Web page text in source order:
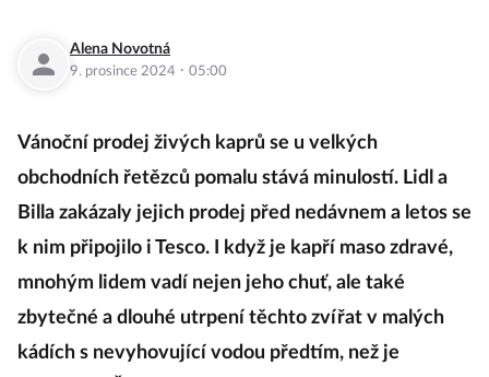
Alena Novotná
9. prosince 2024 · 05:00
Vánoční prodej živých kaprů se u velkých
obchodních řetězců pomalu stává minulostí. Lidl a
Billa zakázaly jejich prodej před nedávnem a letos se
k nim připojilo i Tesco. I když je kapří maso zdravé,
mnohým lidem vadí nejen jeho chuť, ale také
zbytečné a dlouhé utrpení těchto zvířat v malých
kádích s nevyhovující vodou předtím, než je